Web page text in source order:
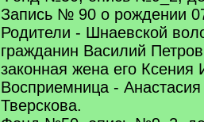
Запись № 90 о рождении
Родители - Шнаевской
гражданин Василий
законная жена его Ксения
Восприемница -
Тверскова.